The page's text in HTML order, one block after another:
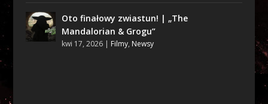
Oto finałowy zwiastun! | „The
Mandalorian & Grogu”
kwi 17, 2026| Filmy, Newsy